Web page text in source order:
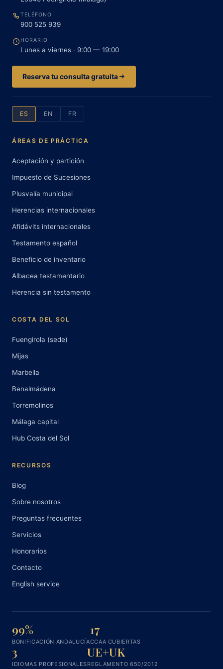
TELÉFONO
900 525 939
HORARIO
Lunes a viernes · 9:00 — 19:00
Reserva tu consulta gratuita
ES EN FR
ÁREAS DE PRÁCTICA
Aceptación y partición
Impuesto de Sucesiones
Plusvalía municipal
Herencias internacionales
Afidávits internacionales
Testamento español
Beneficio de inventario
Albacea testamentario
Herencia sin testamento
COSTA DEL SOL
Fuengirola (sede)
Mijas
Marbella
Benalmádena
Torremolinos
Málaga capital
Hub Costa del Sol
RECURSOS
Blog
Sobre nosotros
Preguntas frecuentes
Servicios
Honorarios
Contacto
English service
99%
BONIFICACIÓN ANDALUCÍA
17
CCAA CUBIERTAS
3
IDIOMAS PROFESIONALES
UE+UK
REGLAMENTO 650/2012